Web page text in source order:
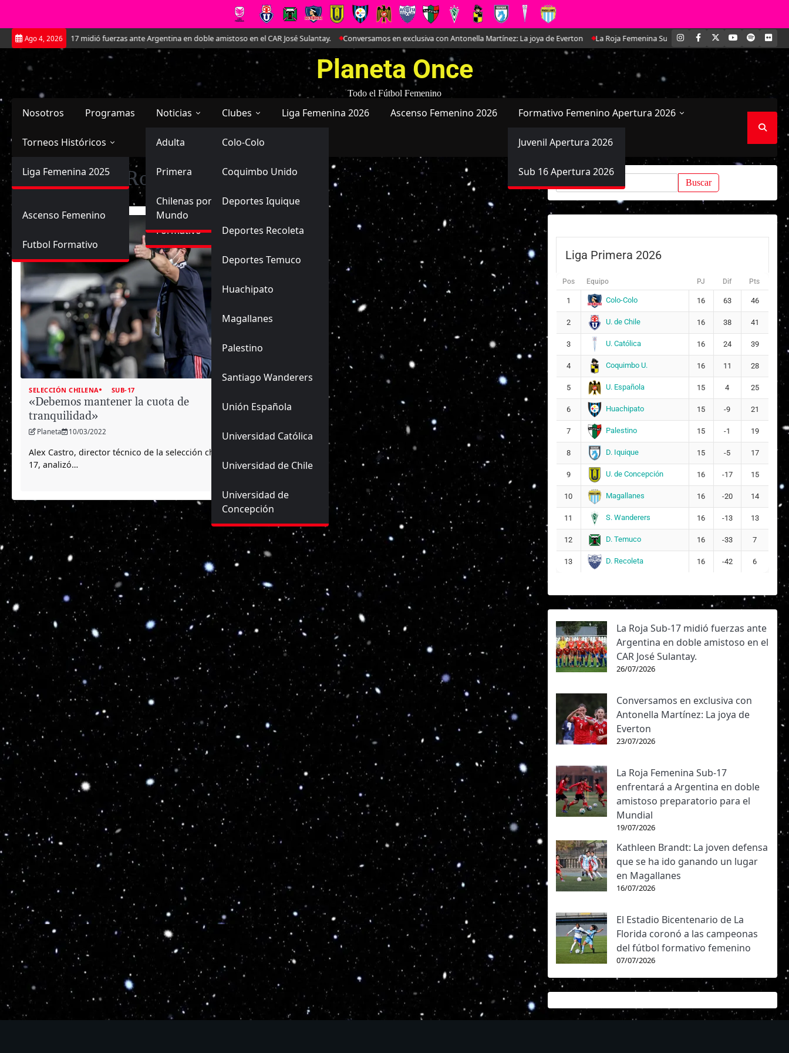
Saltar
al
contenido
Ago 4, 2026
Roja Sub-17 midió fuerzas ante Argentina en doble amistoso en el CAR José Sulantay. Conversamos en exclusiva con Antonella Martínez: La joya de Everton La Roja Femenina Sub-17 enfrentará a Argentina en doble
INSTAGRAM
FACEBOOK YOUTUBE
SPOTIFY
Planeta Once
Todo el Fútbol Femenino
Nosotros Programas Noticias
Selección Chilena
Adulta
Sub-20
Sub-17
Futbol Nacional
Primera
Ascenso
Formativo
Futbol Internacional
Chilenas por el
Mundo
Clubes
Primera
Colo-Colo
Coquimbo Unido
Deportes Iquique
Deportes Recoleta
Deportes Temuco
Huachipato
Magallanes
Palestino
Santiago Wanderers
Unión Española
Universidad Católica
Universidad de Chile
Universidad de
Concepción
Ascenso
Liga Femenina 2026 Ascenso Femenino 2026 Formativo Femenino Apertura 2026
Juvenil Apertura 2026
Sub 16 Apertura 2026
Torneos Históricos
Primera División
Femenina
Liga Femenina 2025
Ascenso Femenino
Futbol Formativo
Etiqueta:La Roja
SELECCIÓN CHILENA SUB-17
«Debemos mantener la cuota de
tranquilidad»
Planeta 10/03/2022
Alex Castro, director técnico de la selección chilena sub-
17, analizó…
Buscar:
Liga Primera 2026
Pos Equipo PJ Dif Pts
1 Colo-Colo 16 63 46
2 U. de Chile 16 38 41
3 U. Católica 16 24 39
4 Coquimbo U. 16 11 28
5 U. Española 15 4 25
6 Huachipato 15 -9 21
7 Palestino 15 -1 19
8 D. Iquique 15 -5 17
9 U. de Concepción 16 -17 15
10 Magallanes 16 -20 14
11 S. Wanderers 16 -13 13
12 D. Temuco 16 -33 7
13 D. Recoleta 16 -42 6
La Roja Sub-17 midió fuerzas ante
Argentina en doble amistoso en el
CAR José Sulantay.
26/07/2026
Conversamos en exclusiva con
Antonella Martínez: La joya de
Everton
23/07/2026
La Roja Femenina Sub-17
enfrentará a Argentina en doble
amistoso preparatorio para el
Mundial
19/07/2026
Kathleen Brandt: La joven defensa
que se ha ido ganando un lugar
en Magallanes
16/07/2026
El Estadio Bicentenario de La
Florida coronó a las campeonas
del fútbol formativo femenino
07/07/2026